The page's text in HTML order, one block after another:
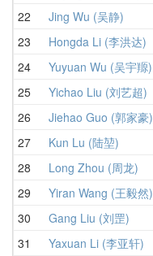
22 Jing Wu (吴静)
23 Hongda Li (李洪达)
24 Yuyuan Wu (吴宇羱)
25 Yichao Liu (刘艺超)
26 Jiehao Guo (郭家豪)
27 Kun Lu (陆堃)
28 Long Zhou (周龙)
29 Yiran Wang (王毅然)
30 Gang Liu (刘罡)
31 Yaxuan Li (李亚轩)